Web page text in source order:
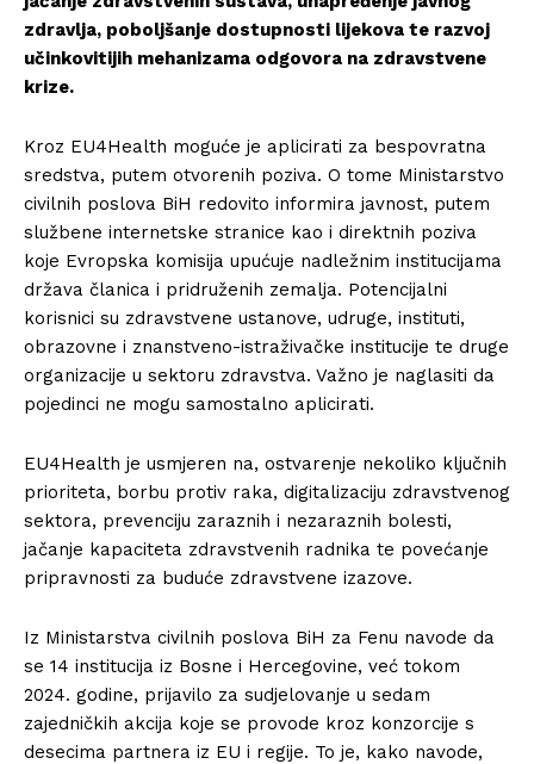
zdravlja, poboljšanje dostupnosti lijekova te razvoj
učinkovitijih mehanizama odgovora na zdravstvene
krize.
Kroz EU4Health moguće je aplicirati za bespovratna
sredstva, putem otvorenih poziva. O tome Ministarstvo
civilnih poslova BiH redovito informira javnost, putem
službene internetske stranice kao i direktnih poziva
koje Evropska komisija upućuje nadležnim institucijama
država članica i pridruženih zemalja. Potencijalni
korisnici su zdravstvene ustanove, udruge, instituti,
obrazovne i znanstveno-istraživačke institucije te druge
organizacije u sektoru zdravstva. Važno je naglasiti da
pojedinci ne mogu samostalno aplicirati.
EU4Health je usmjeren na, ostvarenje nekoliko ključnih
prioriteta, borbu protiv raka, digitalizaciju zdravstvenog
sektora, prevenciju zaraznih i nezaraznih bolesti,
jačanje kapaciteta zdravstvenih radnika te povećanje
pripravnosti za buduće zdravstvene izazove.
Iz Ministarstva civilnih poslova BiH za Fenu navode da
se 14 institucija iz Bosne i Hercegovine, već tokom
2024. godine, prijavilo za sudjelovanje u sedam
zajedničkih akcija koje se provode kroz konzorcije s
desecima partnera iz EU i regije. To je, kako navode,